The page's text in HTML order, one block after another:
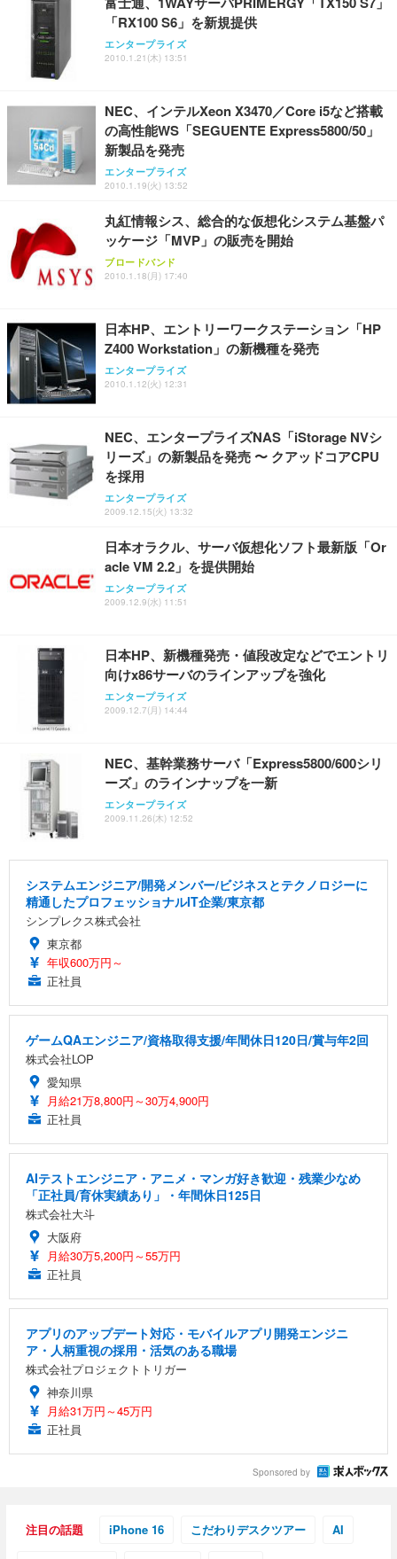
「RX100 S6」を新規提供
エンタープライズ
2010.1.21(木) 13:51
NEC、インテルXeon X3470／Core i5など搭載
の高性能WS「SEGUENTE Express5800/50」
新製品を発売
エンタープライズ
2010.1.19(火) 13:52
丸紅情報シス、総合的な仮想化システム基盤パ
ッケージ「MVP」の販売を開始
ブロードバンド
2010.1.18(月) 17:40
日本HP、エントリーワークステーション「HP
Z400 Workstation」の新機種を発売
エンタープライズ
2010.1.12(火) 12:31
NEC、エンタープライズNAS「iStorage NVシ
リーズ」の新製品を発売 〜 クアッドコアCPU
を採用
エンタープライズ
2009.12.15(火) 13:32
日本オラクル、サーバ仮想化ソフト最新版「Or
acle VM 2.2」を提供開始
エンタープライズ
2009.12.9(水) 11:51
日本HP、新機種発売・値段改定などでエントリ
向けx86サーバのラインアップを強化
エンタープライズ
2009.12.7(月) 14:44
NEC、基幹業務サーバ「Express5800/600シリ
ーズ」のラインナップを一新
エンタープライズ
2009.11.26(木) 12:52
システムエンジニア/開発メンバー/ビジネスとテクノロジーに
精通したプロフェッショナルIT企業/東京都
シンプレクス株式会社
東京都
年収600万円～
正社員
ゲームQAエンジニア/資格取得支援/年間休日120日/賞与年2回
株式会社LOP
愛知県
月給21万8,800円～30万4,900円
正社員
AIテストエンジニア・アニメ・マンガ好き歓迎・残業少なめ
「正社員/育休実績あり」・年間休日125日
株式会社大斗
大阪府
月給30万5,200円～55万円
正社員
アプリのアップデート対応・モバイルアプリ開発エンジニ
ア・人柄重視の採用・活気のある職場
株式会社プロジェクトトリガー
神奈川県
月給31万円～45万円
正社員
Sponsored by
注目の話題 iPhone 16 こだわりデスクツアー AI